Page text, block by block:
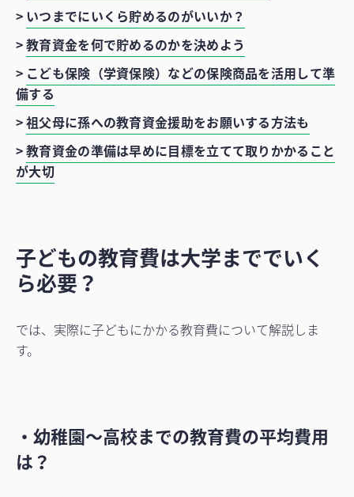
> いつまでにいくら貯めるのがいいか？
>教育資金を何で貯めるのかを決めよう
> こども保険（学資保険）などの保険商品を活用して準
備する
>祖父母に孫への教育資金援助をお願いする方法も
>教育資金の準備は早めに目標を立てて取りかかること
が大切
子どもの教育費は大学まででいく
ら必要？
では、実際に子どもにかかる教育費について解説しま
す。
・幼稚園〜高校までの教育費の平均費用
は？